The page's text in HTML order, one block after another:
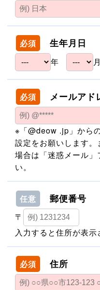
必須 生年月日
年 月
必須 メールアド
※「@deow .jp」から
設定をお願いします
場合は「迷惑メール」
い。
任意 郵便番号
〒
入力すると住所が表示
必須 住所